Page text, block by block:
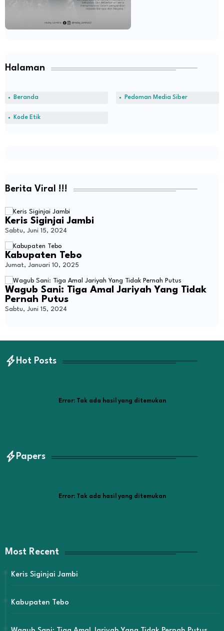
Halaman
Beranda Pedoman Media Siber
Kode Etik
Berita Viral !!!
Keris Siginjai Jambi
Sabtu, Juni 15, 2024
Kabupaten Tebo
Jumat, Januari 10, 2025
Wagub Sani: Tiga Amal Jariyah Yang Tidak
Pernah Putus
Sabtu, Juni 15, 2024
Hot Posts
Error:Tak ada hasil yang ditemukan
Papers
Error:Tak ada hasil yang ditemukan
Most Recent
Keris Siginjai Jambi
Kabupaten Tebo